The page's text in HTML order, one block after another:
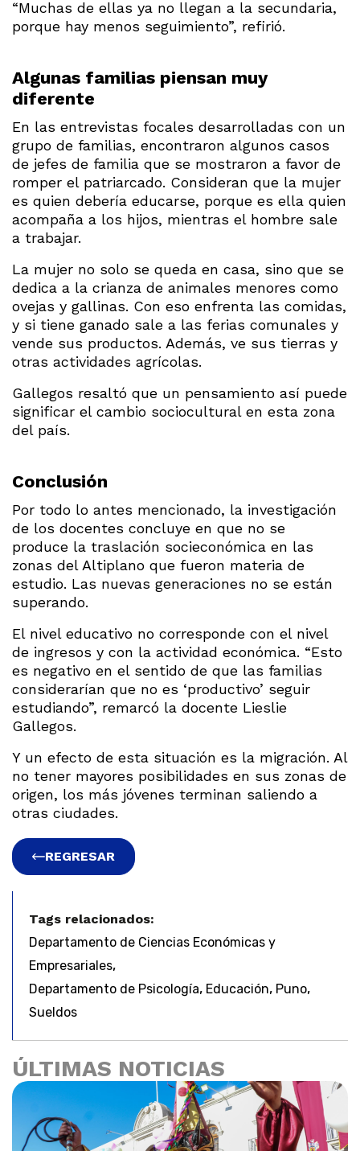
“Muchas de ellas ya no llegan a la secundaria,
porque hay menos seguimiento”, refirió.
Algunas familias piensan muy
diferente
En las entrevistas focales desarrolladas con un
grupo de familias, encontraron algunos casos
de jefes de familia que se mostraron a favor de
romper el patriarcado. Consideran que la mujer
es quien debería educarse, porque es ella quien
acompaña a los hijos, mientras el hombre sale
a trabajar.
La mujer no solo se queda en casa, sino que se
dedica a la crianza de animales menores como
ovejas y gallinas. Con eso enfrenta las comidas,
y si tiene ganado sale a las ferias comunales y
vende sus productos. Además, ve sus tierras y
otras actividades agrícolas.
Gallegos resaltó que un pensamiento así puede
significar el cambio sociocultural en esta zona
del país.
Conclusión
Por todo lo antes mencionado, la investigación
de los docentes concluye en que no se
produce la traslación socieconómica en las
zonas del Altiplano que fueron materia de
estudio. Las nuevas generaciones no se están
superando.
El nivel educativo no corresponde con el nivel
de ingresos y con la actividad económica. “Esto
es negativo en el sentido de que las familias
considerarían que no es ‘productivo’ seguir
estudiando”, remarcó la docente Lieslie
Gallegos.
Y un efecto de esta situación es la migración. Al
no tener mayores posibilidades en sus zonas de
origen, los más jóvenes terminan saliendo a
otras ciudades.
REGRESAR
Tags relacionados:
Departamento de Ciencias Económicas y
Empresariales,
Departamento de Psicología, Educación, Puno,
Sueldos
ÚLTIMAS NOTICIAS